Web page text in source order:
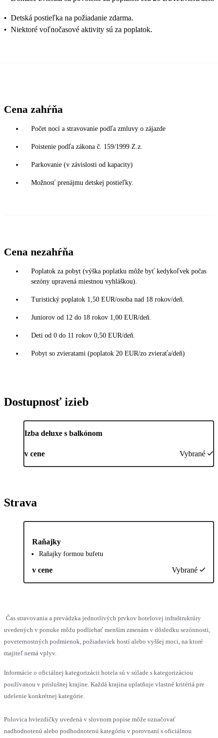
• Detská postieľka na požiadanie zdarma.
• Niektoré voľnočasové aktivity sú za poplatok.
Cena zahŕňa
Počet nocí a stravovanie podľa zmluvy o zájazde
Poistenie podľa zákona č. 159/1999 Z.z.
Parkovanie (v závislosti od kapacity)
Možnosť prenájmu detskej postieľky.
Cena nezahŕňa
Poplatok za pobyt (výška poplatku môže byť kedykoľvek počas
sezóny upravená miestnou vyhláškou).
Turistický poplatok 1,50 EUR/osoba nad 18 rokov/deň.
Juniorov od 12 do 18 rokov 1,00 EUR/deň.
Deti od 0 do 11 rokov 0,50 EUR/deň.
Pobyt so zvieratami (poplatok 20 EUR/zo zvieraťa/deň)
Dostupnosť izieb
Izba deluxe s balkónom
v cene Vybrané
Strava
Raňajky
Raňajky formou bufetu
v cene Vybrané
Čas stravovania a prevádzka jednotlivých prvkov hotelovej infraštruktúry
uvedených v ponuke môžu podliehať menším zmenám v dôsledku sezónnosti,
poveternostných podmienok, požiadaviek hostí alebo vyššej moci, na ktoré
majiteľ nemá vplyv.
Informácie o oficiálnej kategorizácii hotela sú v súlade s kategorizáciou
používanou v príslušnej krajine. Každá krajina uplatňuje vlastné kritériá pre
udelenie konkrétnej kategórie.
Polovica hviezdičky uvedená v slovnom popise môže označovať
nadhodnotenú alebo podhodnotenú kategóriu v porovnaní s oficiálnou